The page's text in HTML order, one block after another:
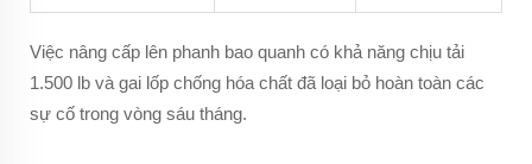
Việc nâng cấp lên phanh bao quanh có khả năng chịu tải
1.500 lb và gai lốp chống hóa chất đã loại bỏ hoàn toàn các
sự cố trong vòng sáu tháng.